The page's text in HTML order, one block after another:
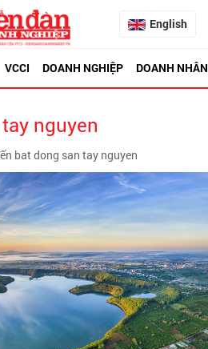
English
VCCI DOANH NGHIỆP DOANH NHÂN
nguyen
bat dong san tay nguyen